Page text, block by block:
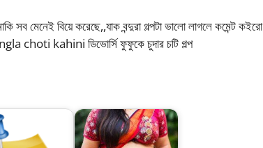
সব মেনেই বিয়ে করেছে,,যাক বন্দুরা গল্পটা ভালো লাগলে কমেন্ট কইরো
choti kahini ডিভোর্সি ফুফুকে চুদার চটি গল্প